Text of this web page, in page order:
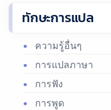
ทักษะการแปล
ความรู้อื่นๆ
การแปลภาษา
การฟัง
การพูด